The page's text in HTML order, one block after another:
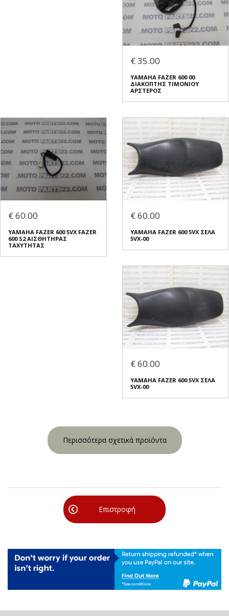
€ 35.00
YAMAHA FAZER 600 00
ΔΙΑΚΟΠΤΗΣ ΤΙΜΟΝΙΟΥ
ΑΡΣΤΕΡΟΣ
€ 60.00
YAMAHA FAZER 600 5VX FAZER
600 S2 ΑΙΣΘΗΤΗΡΑΣ
ΤΑΧΥΤΗΤΑΣ
€ 60.00
YAMAHA FAZER 600 5VX ΣΕΛΑ
5VX-00
€ 60.00
YAMAHA FAZER 600 5VX ΣΕΛΑ
5VX-00
Περισσότερα σχετικά προϊόντα
Επιστροφή